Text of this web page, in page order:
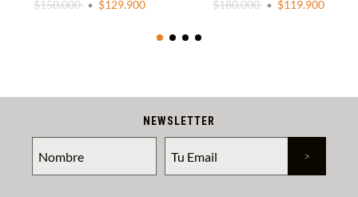
$150.000 $129.900
$180.000
$119.900
NEWSLETTER